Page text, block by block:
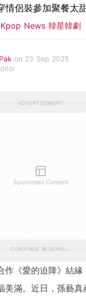
情侶裝參加聚餐太
Kpop News 韓星韓劇
on 23 Sep 2025
ADVERTISEMENT
Sponsored Content
CONTINUE READING
作《愛的迫降》結緣
美滿。近日，孫藝真